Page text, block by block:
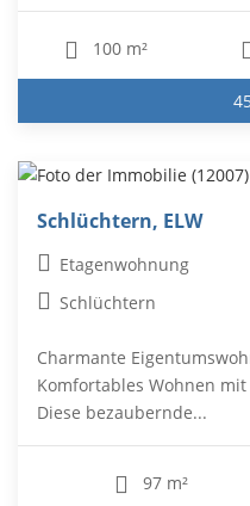
100 m²
Schlüchtern, ELW
Etagenwohnung
Schlüchtern
Charmante
Komfortables Wohnen
Diese bezaubernde...
97 m²